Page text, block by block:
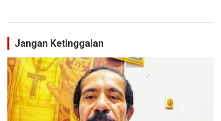
Jangan Ketinggalan